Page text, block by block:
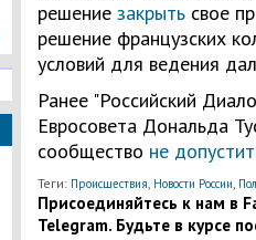
решение закрытьсвое
решение французских
условий для ведения
Ранее "Российский
Евросовета Дональда
сообщество не
Теги: Происшествия, Новости России,
Присоединяйтесь к нам в
Telegram. Будьте в курсе